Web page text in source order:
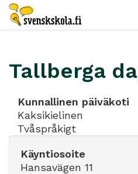
Tallberga
Kunnallinen päiväkoti
Kaksikielinen
Tvåspråkigt
Käyntiosoite
Hansavägen 11